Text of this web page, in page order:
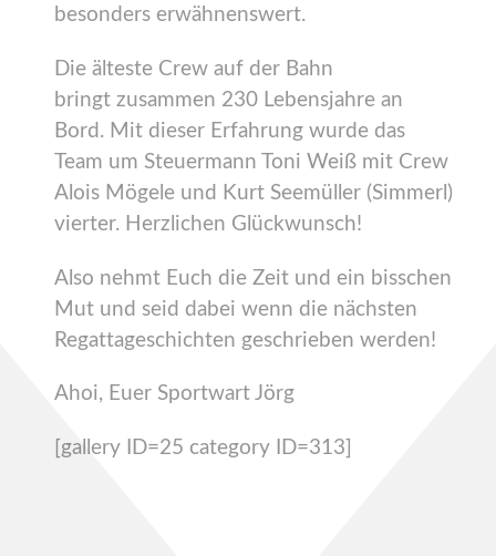
besonders erwähnenswert.
Die älteste Crew auf der Bahn
bringt zusammen 230 Lebensjahre an
Bord. Mit dieser Erfahrung wurde das
Team um Steuermann Toni Weiß mit Crew
Alois Mögele und Kurt Seemüller (Simmerl)
vierter. Herzlichen Glückwunsch!
Also nehmt Euch die Zeit und ein bisschen
Mut und seid dabei wenn die nächsten
Regattageschichten geschrieben werden!
Ahoi, Euer Sportwart Jörg
[gallery ID=25 category ID=313]